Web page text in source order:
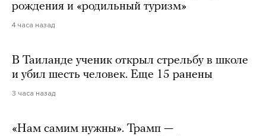
рождения и «родильный туризм»
4 часа назад
В Таиланде ученик открыл стрельбу в школе
и убил шесть человек. Еще 15 ранены
3 часа назад
«Нам самим нужны». Трамп —